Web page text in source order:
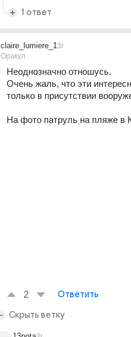
1 ответ
claire_lumiere_1
Оракул
3г
Неоднозначно отношусь.
Очень жаль, что эти
только в присутствии
На фото патруль на пляже в
2 Ответить
Скрыть ветку